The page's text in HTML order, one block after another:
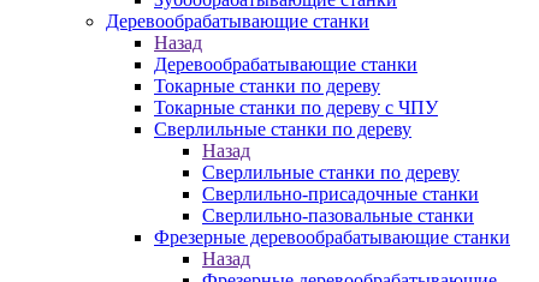
Деревообрабатывающие станки
Назад
Деревообрабатывающие станки
Токарные станки по дереву
Токарные станки по дереву с ЧПУ
Сверлильные станки по дереву
Назад
Сверлильные станки по дереву
Сверлильно-присадочные станки
Сверлильно-пазовальные станки
Фрезерные деревообрабатывающие станки
Назад